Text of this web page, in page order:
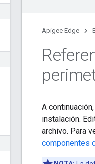
Apigee Edge
A
instalación.
archivo. Para
componentes